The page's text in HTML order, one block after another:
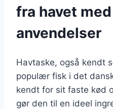
fra havet
anvendelser
Havtaske, også kendt
populær fisk i det
kendt for sit faste kød
gør den til en ideel